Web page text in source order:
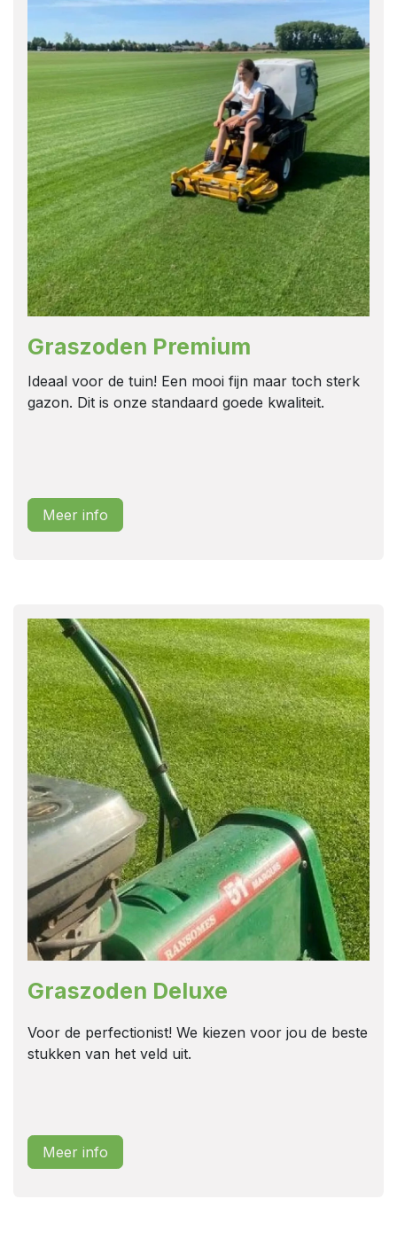
Graszoden Premium
Ideaal voor de tuin! Een mooi fijn maar toch sterk
gazon. Dit is onze standaard goede kwaliteit.
Meer info
Graszoden Deluxe
Voor de perfectionist! We kiezen voor jou de beste
stukken van het veld uit.
Meer info